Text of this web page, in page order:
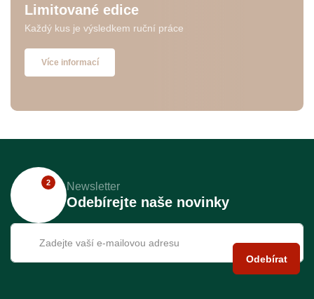
Limitované edice
Každý kus je výsledkem ruční práce
Více informací
2 Newsletter
Odebírejte naše novinky
Odebírat